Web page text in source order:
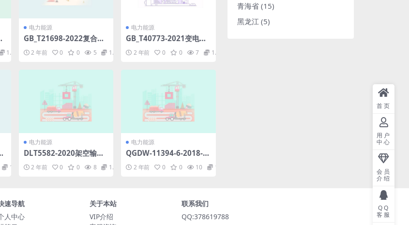
1.98
电力能源
GB_T21698-2022复合接
地体(6.48MB)pdf
2 年前 0 0 5 1.98
电力能源
GB_T40773-2021变电站
辅助设施监控系统技术规
范(1.12MB)pdf
2 年前 0 0 7 1.98
1.98
电力能源
DLT5582-2020架空输电
MB)pdf
2 年前 0 0 8 1.98
电力能源
QGDW-11394-6-2018-频
分-同步网网管技术要求.p
2 年前 0 0 10 1.98
青海省 (15)
黑龙江 (5)
速导航
人中心
关于本站
VIP介绍
联系我们
QQ:378619788
首页
用户
中心
会员
介绍
QQ
客服